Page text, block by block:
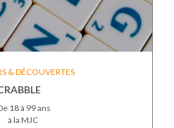
& DÉCOUVERTES
18 à 99 ans
à la MJC